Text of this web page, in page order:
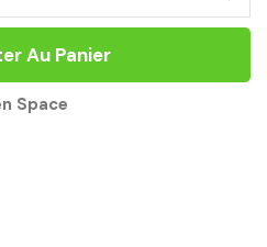
BAS
MOBILIER
SPACE
TOP
Au Panier
Space